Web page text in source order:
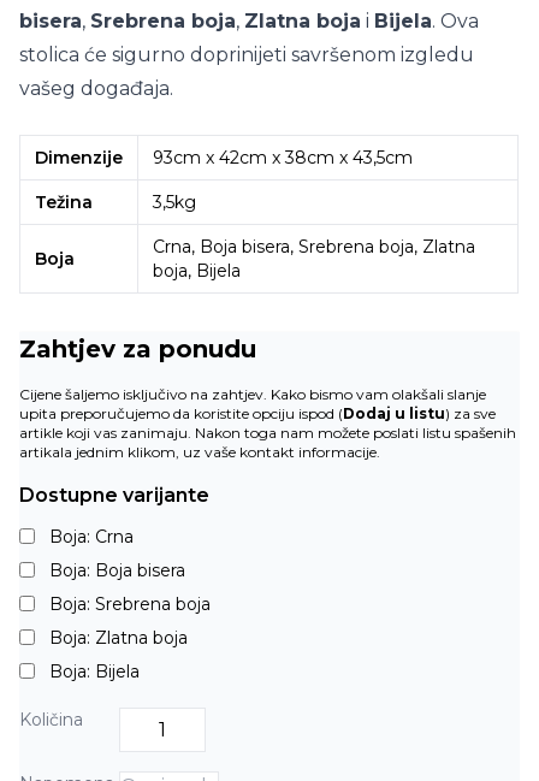
bisera, Srebrena boja, Zlatna boja i Bijela. Ova
stolica će sigurno doprinijeti savršenom izgledu
vašeg događaja.
Dimenzije 93cm x 42cm x 38cm x 43,5cm
Težina 3,5kg
Boja
Crna, Boja bisera, Srebrena boja, Zlatna
boja, Bijela
Zahtjev za ponudu
Cijene šaljemo isključivo na zahtjev. Kako bismo vam olakšali slanje
upita preporučujemo da koristite opciju ispod (Dodaj u listu) za sve
artikle koji vas zanimaju. Nakon toga nam možete poslati listu spašenih
artikala jednim klikom, uz vaše kontakt informacije.
Dostupne varijante
Boja: Crna
Boja: Boja bisera
Boja: Srebrena boja
Boja: Zlatna boja
Boja: Bijela
Količina